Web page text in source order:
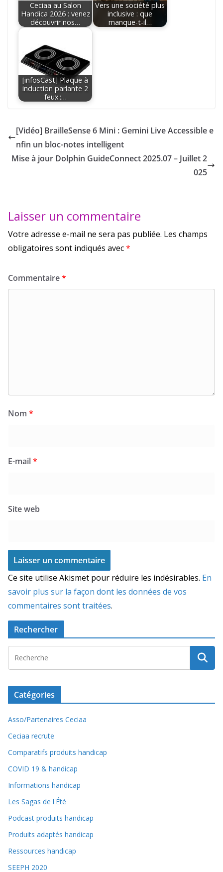
Ceciaa au Salon
Handica 2026 : venez
découvrir nos…
Vers une société plus
inclusive : que
manque-t-il…
[infosCast] Plaque à
induction parlante 2
feux :…
[Vidéo] BrailleSense 6 Mini : Gemini Live Accessible e
nfin un bloc-notes intelligent
Mise à jour Dolphin GuideConnect 2025.07 – Juillet 2
025
Laisser un commentaire
Votre adresse e-mail ne sera pas publiée. Les champs
obligatoires sont indiqués avec*
Commentaire*
Nom *
E-mail*
Site web
Ce site utilise Akismet pour réduire les indésirables. En
savoir plus sur la façon dont les données de vos
commentaires sont traitées.
Rechercher
Catégories
Asso/Partenaires Ceciaa
Ceciaa recrute
Comparatifs produits handicap
COVID 19 & handicap
Informations handicap
Les Sagas de l'Été
Podcast produits handicap
Produits adaptés handicap
Ressources handicap
SEEPH 2020